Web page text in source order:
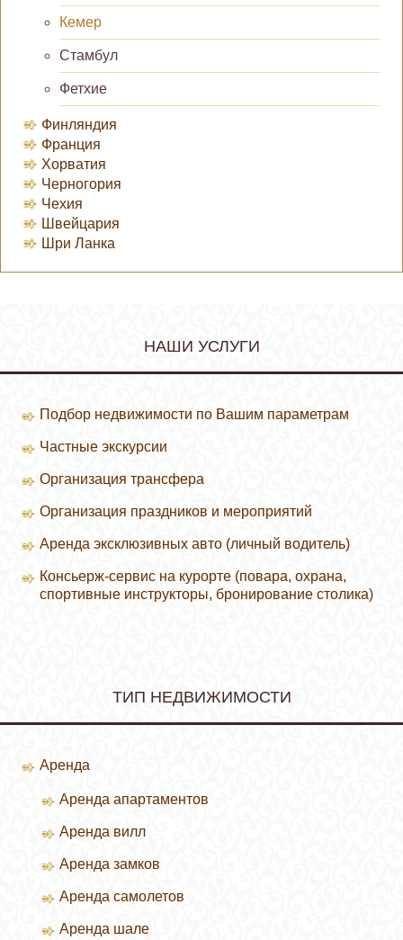
Кемер
Стамбул
Фетхие
Финляндия
Франция
Хорватия
Черногория
Чехия
Швейцария
Шри Ланка
НАШИ УСЛУГИ
Подбор недвижимости по Вашим параметрам
Частные экскурсии
Организация трансфера
Организация праздников и мероприятий
Аренда эксклюзивных авто (личный водитель)
Консьерж-сервис на курорте (повара, охрана,
спортивные инструкторы, бронирование столика)
ТИП НЕДВИЖИМОСТИ
Аренда
Аренда апартаментов
Зимние курорты
Летние курорты
Аренда вилл
Аренда замков
Аренда самолетов
Аренда шале